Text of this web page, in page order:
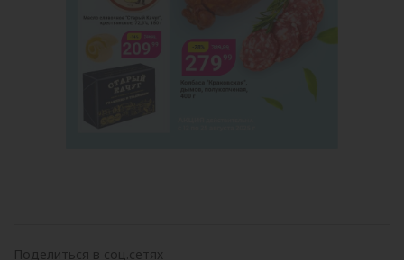
Поделиться в соц.сетях